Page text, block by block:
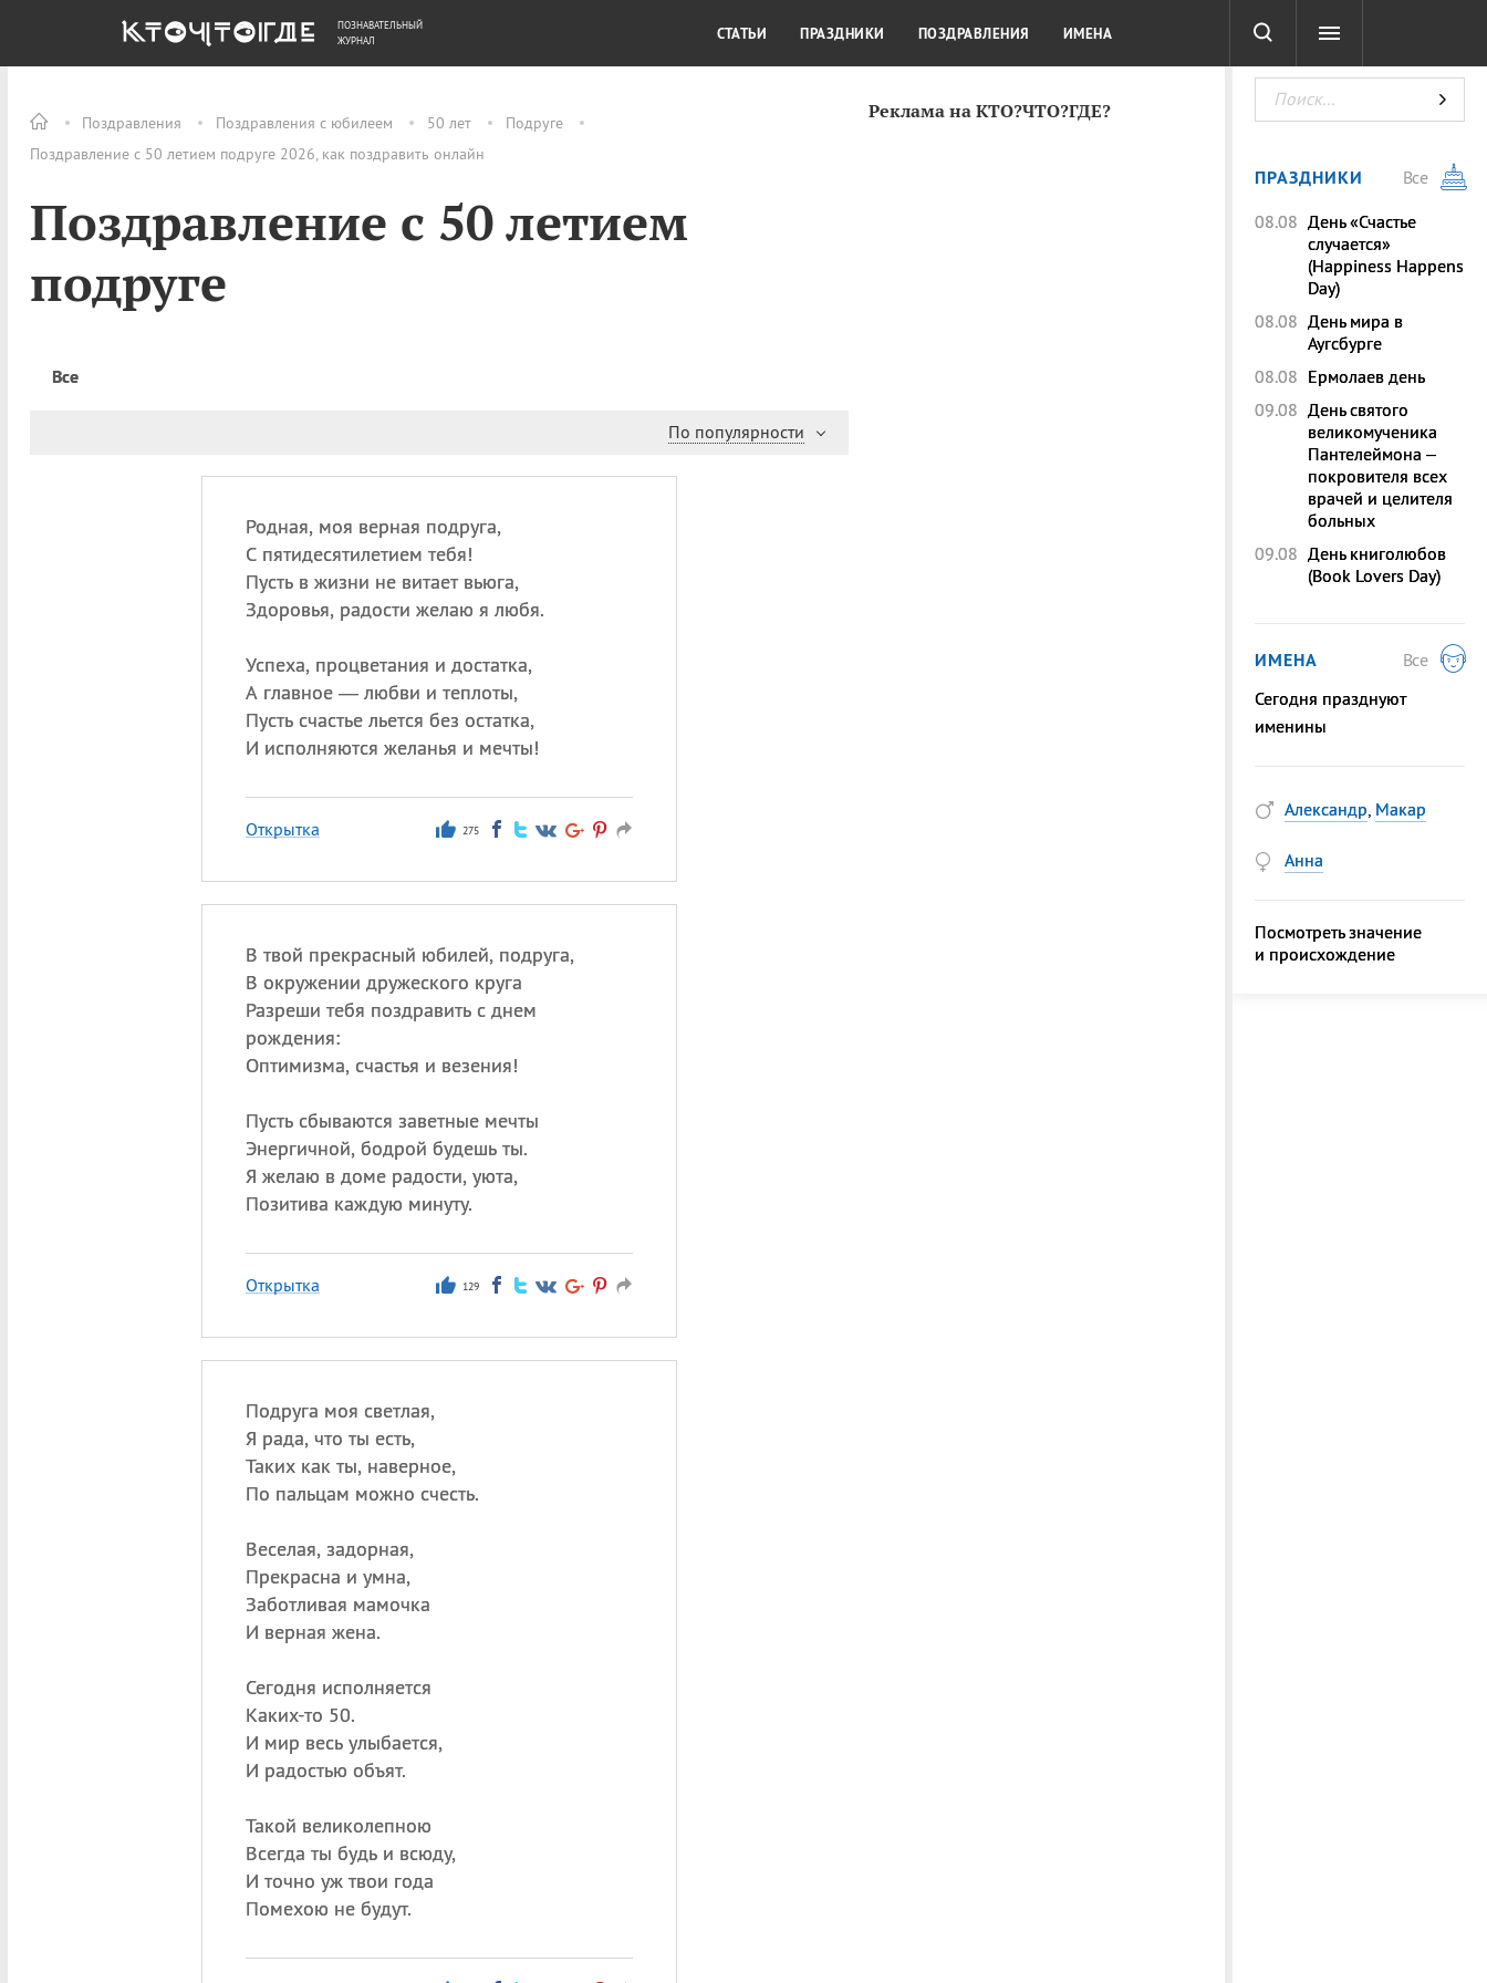
Поздравления Поздравления с юбилеем 50 лет
Подруге
Поздравление с 50 летием подруге 2026, как поздравить онлайн
Поздравление с 50 летием
подруге
Все
По популярности
Родная, моя верная подруга,
С пятидесятилетием тебя!
Пусть в жизни не витает вьюга,
Здоровья, радости желаю я любя.
Успеха, процветания и достатка,
А главное — любви и теплоты,
Пусть счастье льется без остатка,
И исполняются желанья и мечты!
Открытка 275
В твой прекрасный юбилей, подруга,
В окружении дружеского круга
Разреши тебя поздравить с днем
рождения:
Оптимизма, счастья и везения!
Пусть сбываются заветные мечты
Энергичной, бодрой будешь ты.
Я желаю в доме радости, уюта,
Позитива каждую минуту.
Открытка 129
Подруга моя светлая,
Я рада, что ты есть,
Таких как ты, наверное,
По пальцам можно счесть.
Веселая, задорная,
Прекрасна и умна,
Заботливая мамочка
И верная жена.
Сегодня исполняется
Каких-то 50.
И мир весь улыбается,
И радостью объят.
Такой великолепною
Всегда ты будь и всюду,
И точно уж твои года
Помехою не будут.
Реклама на КТО?ЧТО?ГДЕ?
ОБЩЕСТВО ДЕНЬГИ КУЛЬТУРА КРАСОТА ТЕСТЫ
ПОЗНАВАТЕЛЬНЫЙ
ЖУРНАЛ
СТАТЬИ ПРАЗДНИКИ ПОЗДРАВЛЕНИЯ ИМЕНА
ПРАЗДНИКИ
Все
08.08 День «Счастье
случается»
(Happiness Happens
Day)
08.08 День мира в
Аугсбурге
08.08 Ермолаев день
09.08 День святого
великомученика
Пантелеймона –
покровителя всех
врачей и целителя
больных
09.08 День книголюбов
(Book Lovers Day)
ИМЕНА
Все
Сегодня празднуют
именины
Александр, Макар
Анна
Посмотреть значение
и происхождение